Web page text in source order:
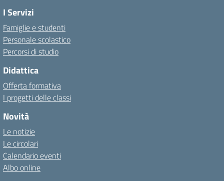
I Servizi
Famiglie e studenti
Personale scolastico
Percorsi di studio
Didattica
Offerta formativa
I progetti delle classi
Novità
Le notizie
Le circolari
Calendario eventi
Albo online